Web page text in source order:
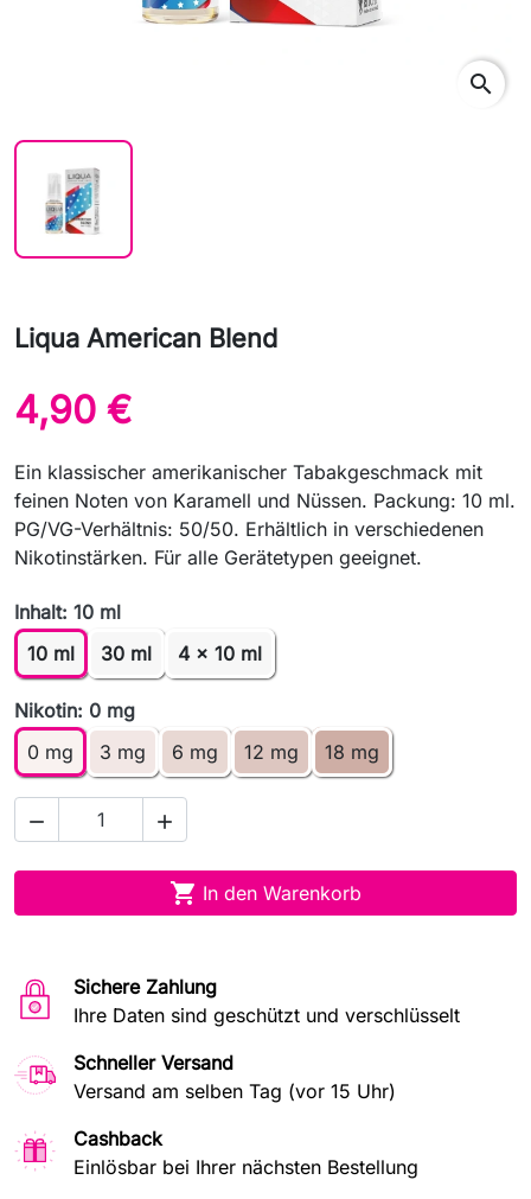
search
Liqua American Blend
4,90 €
Ein klassischer amerikanischer Tabakgeschmack mit
feinen Noten von Karamell und Nüssen. Packung: 10 ml.
PG/VG-Verhältnis: 50/50. Erhältlich in verschiedenen
Nikotinstärken. Für alle Gerätetypen geeignet.
Inhalt: 10 ml
10 ml
30 ml 4 x 10 ml
Nikotin: 0 mg
0 mg
3 mg 6 mg 12 mg 18 mg
 
 In den Warenkorb
Sichere Zahlung
Ihre Daten sind geschützt und verschlüsselt
Schneller Versand
Versand am selben Tag (vor 15 Uhr)
Cashback
Einlösbar bei Ihrer nächsten Bestellung